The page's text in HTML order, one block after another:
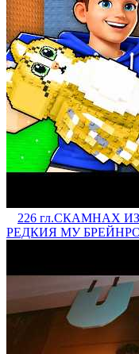
226 гл.СКАМНАХ
РЕДКИЯ МУ